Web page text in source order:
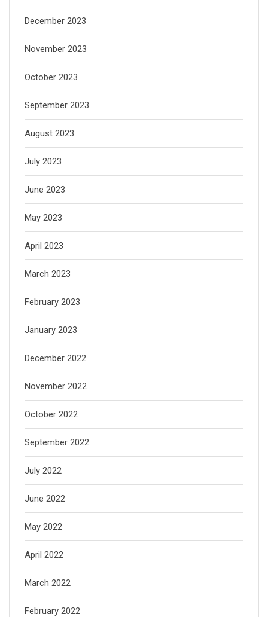
December 2023
November 2023
October 2023
September 2023
August 2023
July 2023
June 2023
May 2023
April 2023
March 2023
February 2023
January 2023
December 2022
November 2022
October 2022
September 2022
July 2022
June 2022
May 2022
April 2022
March 2022
February 2022